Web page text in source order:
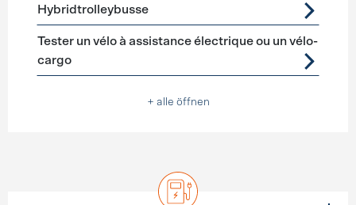
Hybridtrolleybusse
Tester un vélo à assistance électrique ou un vélo-
cargo
+ alle öffnen